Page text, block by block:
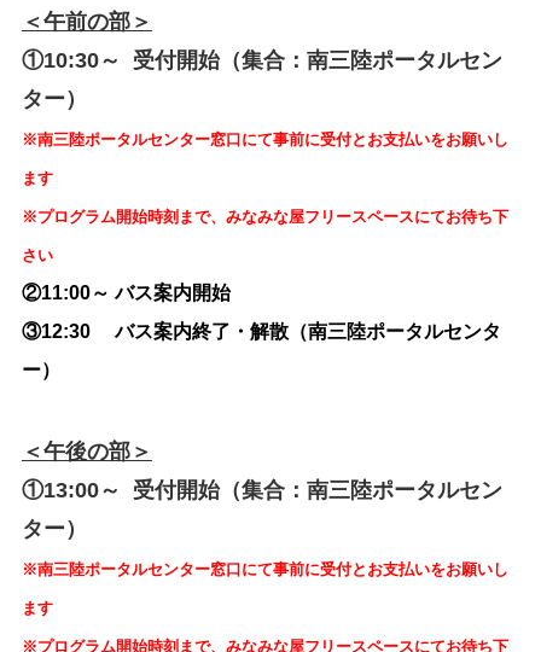
＜午前の部＞
①10:30～ 受付開始（集合：南三陸ポータルセン
ター）
※南三陸ポータルセンター窓口にて事前に受付とお支払いをお願いし
ます
※プログラム開始時刻まで、みなみな屋フリースペースにてお待ち下
さい
②11:00～ バス案内開始
③12:30 バス案内終了・解散（南三陸ポータルセンタ
ー）
＜午後の部＞
①13:00～ 受付開始（集合：南三陸ポータルセン
ター）
※南三陸ポータルセンター窓口にて事前に受付とお支払いをお願いし
ます
※プログラム開始時刻まで、みなみな屋フリースペースにてお待ち下